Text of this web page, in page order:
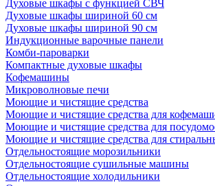
Духовые шкафы с функцией СВЧ
Духовые шкафы шириной 60 см
Духовые шкафы шириной 90 см
Индукционные варочные панели
Комби-пароварки
Компактные духовые шкафы
Кофемашины
Микроволновые печи
Моющие и чистящие средства
Моющие и чистящие средства для
Моющие и чистящие средства для
Моющие и чистящие средства для
Отдельностоящие морозильники
Отдельностоящие сушильные машины
Отдельностоящие холодильники